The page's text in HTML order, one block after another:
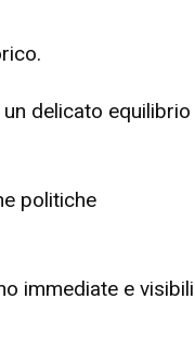
delicato equilibrio
politiche
immediate e visibili